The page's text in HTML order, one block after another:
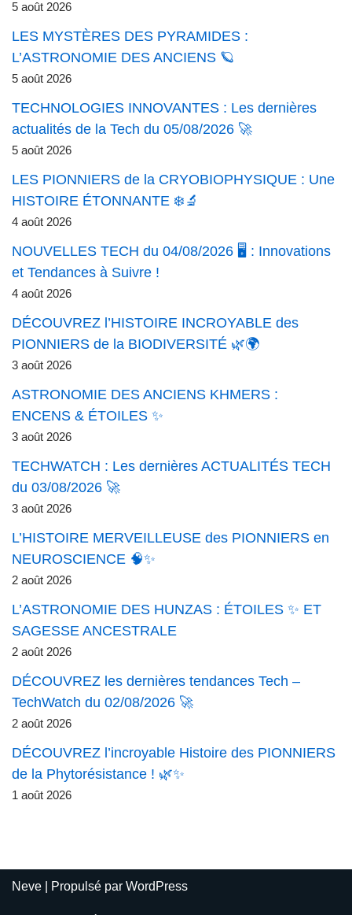
5 août 2026
LES MYSTÈRES DES PYRAMIDES :
L’ASTRONOMIE DES ANCIENS 🪐
5 août 2026
TECHNOLOGIES INNOVANTES : Les dernières
actualités de la Tech du 05/08/2026 🚀
5 août 2026
LES PIONNIERS de la CRYOBIOPHYSIQUE : Une
HISTOIRE ÉTONNANTE ❄️🔬
4 août 2026
NOUVELLES TECH du 04/08/2026 🖥️ : Innovations
et Tendances à Suivre !
4 août 2026
DÉCOUVREZ l’HISTOIRE INCROYABLE des
PIONNIERS de la BIODIVERSITÉ 🌿🌍
3 août 2026
ASTRONOMIE DES ANCIENS KHMERS :
ENCENS & ÉTOILES ✨
3 août 2026
TECHWATCH : Les dernières ACTUALITÉS TECH
du 03/08/2026 🚀
3 août 2026
L’HISTOIRE MERVEILLEUSE des PIONNIERS en
NEUROSCIENCE 🧠✨
2 août 2026
L’ASTRONOMIE DES HUNZAS : ÉTOILES ✨ ET
SAGESSE ANCESTRALE
2 août 2026
DÉCOUVREZ les dernières tendances Tech –
TechWatch du 02/08/2026 🚀
2 août 2026
DÉCOUVREZ l’incroyable Histoire des PIONNIERS
de la Phytorésistance ! 🌿✨
1 août 2026
Neve | Propulsé par WordPress